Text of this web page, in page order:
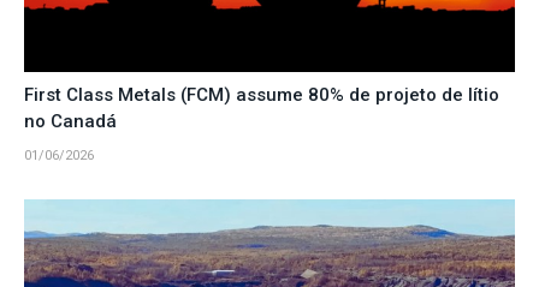
First Class Metals (FCM) assume 80% de projeto de lítio
no Canadá
01/06/2026